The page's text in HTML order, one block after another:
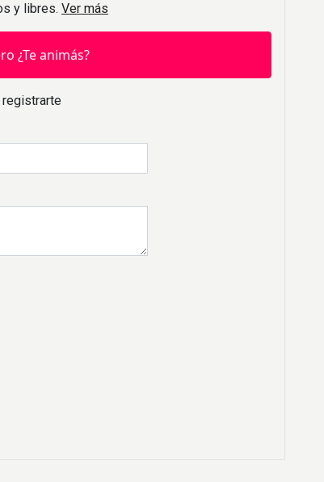
y libres. Ver más
¿Te animás?
registrarte